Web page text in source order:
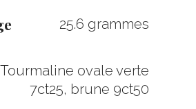
25.6 grammes
Tourmaline ovale verte
7ct25, brune 9ct50